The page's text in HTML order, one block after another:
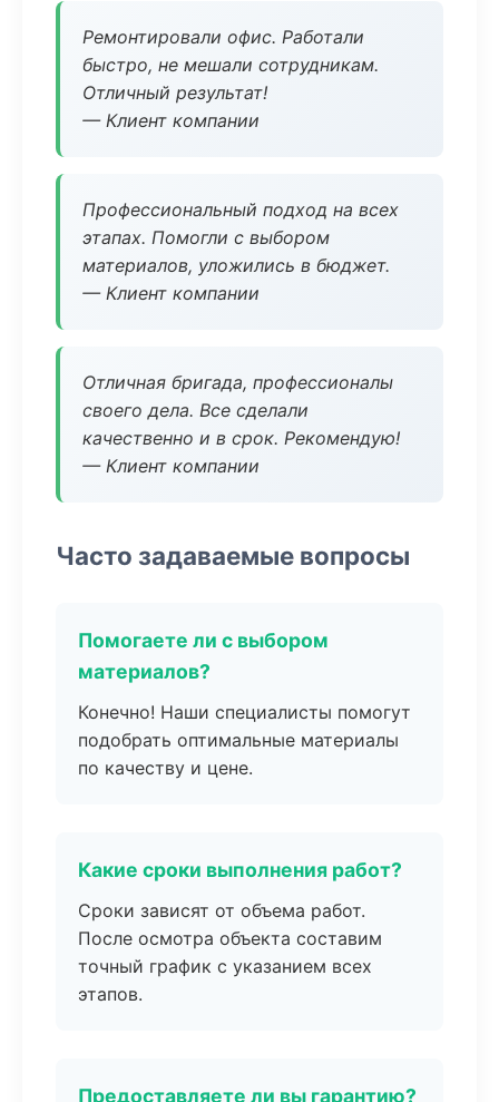
Ремонтировали офис. Работали
быстро, не мешали сотрудникам.
Отличный результат!
— Клиент компании
Профессиональный подход на всех
этапах. Помогли с выбором
материалов, уложились в бюджет.
— Клиент компании
Отличная бригада, профессионалы
своего дела. Все сделали
качественно и в срок. Рекомендую!
— Клиент компании
Часто задаваемые вопросы
Помогаете ли с выбором
материалов?
Конечно! Наши специалисты помогут
подобрать оптимальные материалы
по качеству и цене.
Какие сроки выполнения работ?
Сроки зависят от объема работ.
После осмотра объекта составим
точный график с указанием всех
этапов.
Предоставляете ли вы гарантию?